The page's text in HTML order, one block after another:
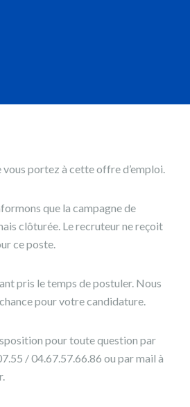
portez à cette offre d’emploi.
que la campagne de
clôturée. Le recruteur ne reçoit
ce poste.
pris le temps de postuler. Nous
pour votre candidature.
pour toute question par
/ 04.67.57.66.86 ou par mail à